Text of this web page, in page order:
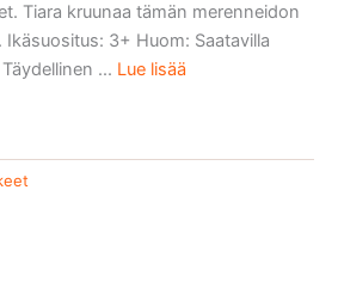
Tiara kruunaa tämän merenneidon
Ikäsuositus: 3+ Huom: Saatavilla
... Lue lisää